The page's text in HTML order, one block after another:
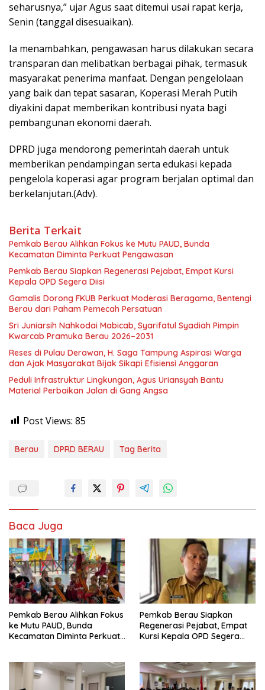
seharusnya,” ujar Agus saat ditemui usai rapat kerja,
Senin (tanggal disesuaikan).
Ia menambahkan, pengawasan harus dilakukan secara
transparan dan melibatkan berbagai pihak, termasuk
masyarakat penerima manfaat. Dengan pengelolaan
yang baik dan tepat sasaran, Koperasi Merah Putih
diyakini dapat memberikan kontribusi nyata bagi
pembangunan ekonomi daerah.
DPRD juga mendorong pemerintah daerah untuk
memberikan pendampingan serta edukasi kepada
pengelola koperasi agar program berjalan optimal dan
berkelanjutan.(Adv).
Berita Terkait
Pemkab Berau Alihkan Fokus ke Mutu PAUD, Bunda
Kecamatan Diminta Perkuat Pengawasan
Pemkab Berau Siapkan Regenerasi Pejabat, Empat Kursi
Kepala OPD Segera Diisi
Gamalis Dorong FKUB Perkuat Moderasi Beragama, Bentengi
Berau dari Paham Pemecah Persatuan
Sri Juniarsih Nahkodai Mabicab, Syarifatul Syadiah Pimpin
Kwarcab Pramuka Berau 2026–2031
Reses di Pulau Derawan, H. Saga Tampung Aspirasi Warga
dan Ajak Masyarakat Bijak Sikapi Efisiensi Anggaran
Peduli Infrastruktur Lingkungan, Agus Uriansyah Bantu
Material Perbaikan Jalan di Gang Angsa
Post Views: 85
Berau DPRD BERAU Tag Berita
Baca Juga
Pemkab Berau Alihkan Fokus
ke Mutu PAUD, Bunda
Kecamatan Diminta Perkuat
Pemkab Berau Siapkan
Regenerasi Pejabat, Empat
Kursi Kepala OPD Segera